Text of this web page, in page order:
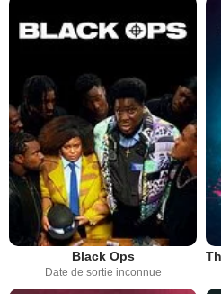
Black Ops
Date de sortie inconnue